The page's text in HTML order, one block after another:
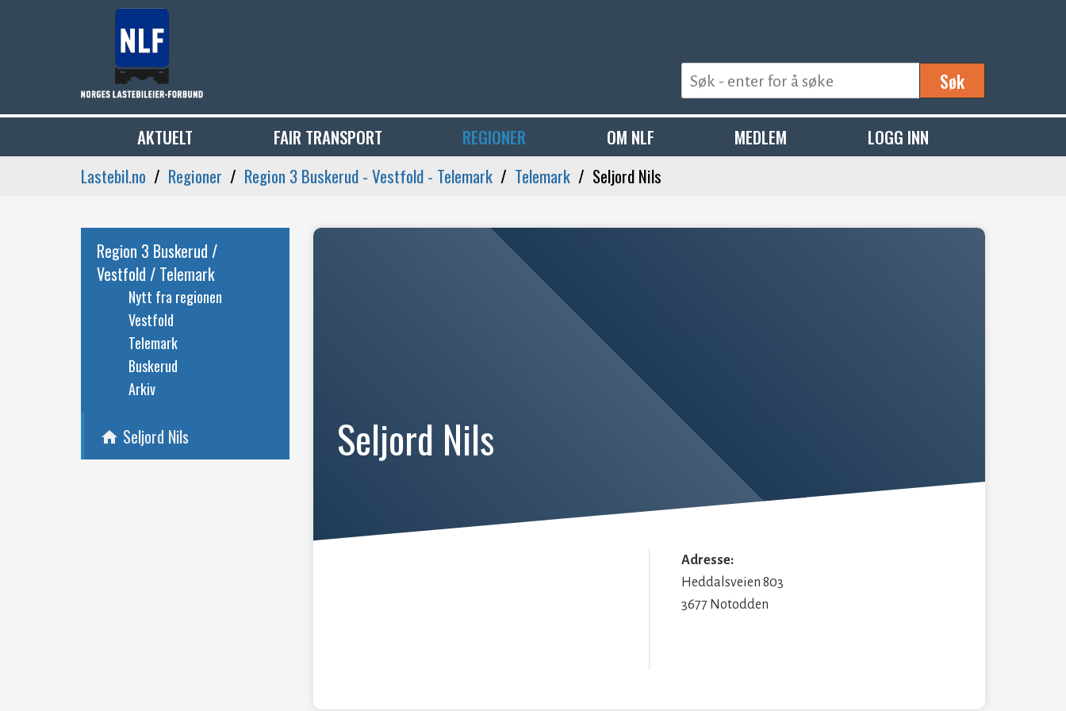
Søk
AKTUELT FAIR TRANSPORT REGIONER OM NLF MEDLEM
LOGG INN
Lastebil.no
Regioner Region 3 Buskerud - Vestfold - Telemark Telemark Seljord Nils
Region 3 Buskerud /
Vestfold / Telemark
Nytt fra regionen
Vestfold
Telemark
Buskerud
Arkiv
home Seljord Nils Seljord Nils
Adresse:
Heddalsveien 803
3677 Notodden